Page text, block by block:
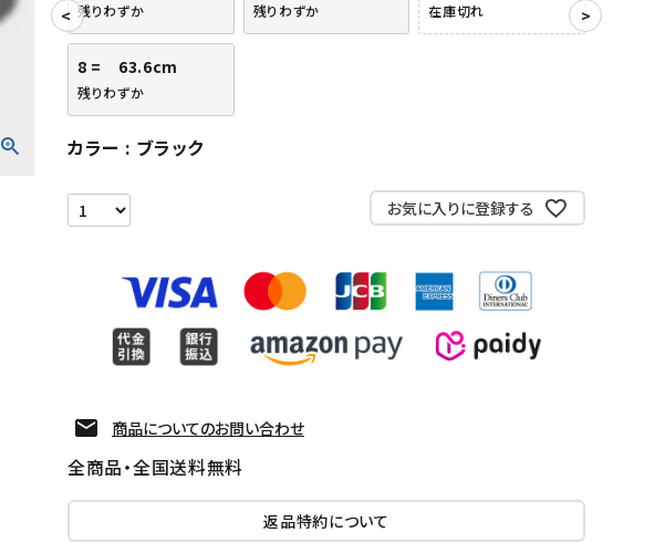
残りわずか 残りわずか 在庫切れ
8 = 63.6cm
残りわずか
カラー ブラック
お気に入りに登録する
商品についてのお問い合わせ
全商品・全国送料無料
返品特約について